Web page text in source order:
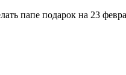
папе подарок на 23